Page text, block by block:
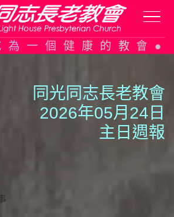
為一個健康的教會
同光同志長老教會
2026年05月24日
主日週報